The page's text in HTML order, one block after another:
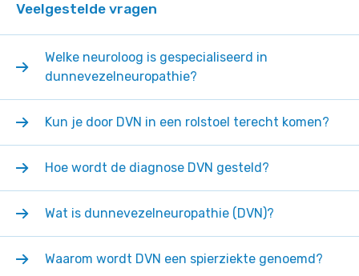
Veelgestelde vragen
Welke neuroloog is gespecialiseerd in
dunnevezelneuropathie?
Kun je door DVN in een rolstoel terecht komen?
Hoe wordt de diagnose DVN gesteld?
Wat is dunnevezelneuropathie (DVN)?
Waarom wordt DVN een spierziekte genoemd?